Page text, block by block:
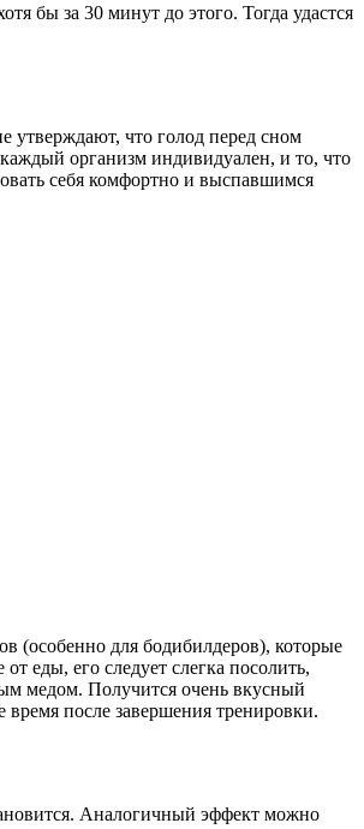
бы за 30 минут до этого. Тогда удастся
утверждают, что голод перед сном
организм индивидуален, и то, что
себя комфортно и выспавшимся
(особенно для бодибилдеров), которые
еды, его следует слегка посолить,
медом. Получится очень вкусный
после завершения тренировки.
Аналогичный эффект можно